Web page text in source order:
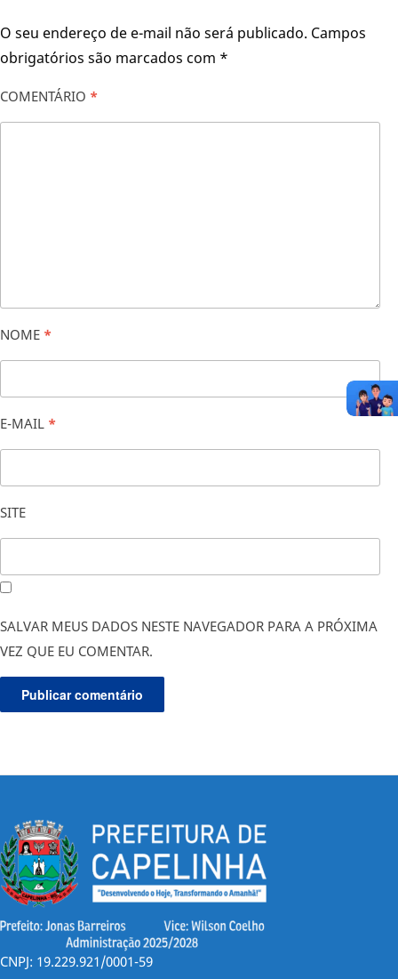
O seu endereço de e-mail não será publicado. Campos
obrigatórios são marcados com *
COMENTÁRIO *
NOME *
E-MAIL *
SITE
SALVAR MEUS DADOS NESTE NAVEGADOR PARA A PRÓXIMA
VEZ QUE EU COMENTAR.
CNPJ: 19.229.921/0001-59